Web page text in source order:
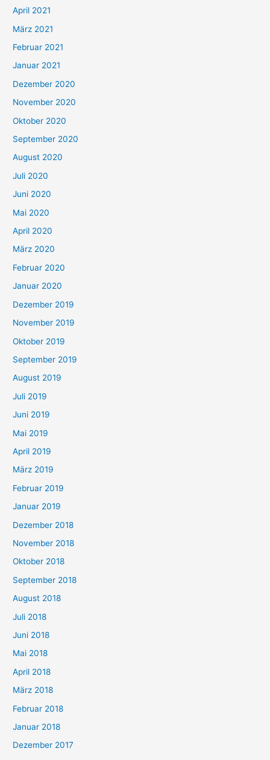
:
April 2021
März 2021
Februar 2021
Januar 2021
Dezember 2020
November 2020
Oktober 2020
September 2020
August 2020
Juli 2020
Juni 2020
Mai 2020
April 2020
März 2020
Februar 2020
Januar 2020
Dezember 2019
November 2019
Oktober 2019
September 2019
August 2019
Juli 2019
Juni 2019
Mai 2019
April 2019
März 2019
Februar 2019
Januar 2019
Dezember 2018
November 2018
Oktober 2018
September 2018
August 2018
Juli 2018
Juni 2018
Mai 2018
April 2018
März 2018
Februar 2018
Januar 2018
Dezember 2017